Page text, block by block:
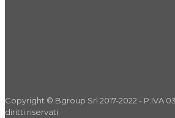
Copyright © Bgroup Srl 2017-2022 - P.IVA
diritti riservati